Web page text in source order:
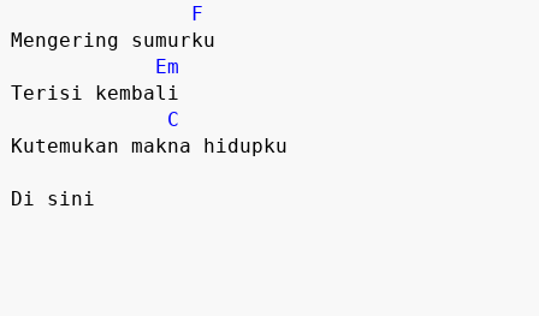
F
Mengering sumurku
Em
Terisi kembali
C
Kutemukan makna hidupku